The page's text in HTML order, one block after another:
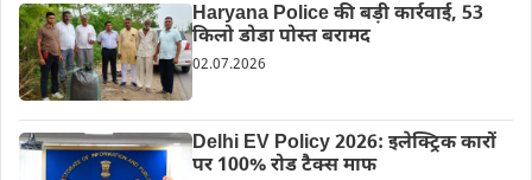
Haryana Police की बड़ी कार्रवाई, 53
किलो डोडा पोस्त बरामद
02.07.2026
Delhi EV Policy 2026: इलेक्ट्रिक कारों
पर 100% रोड टैक्स माफ